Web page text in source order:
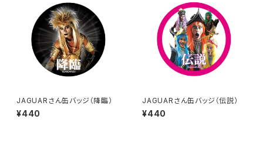
JAGUARさん缶バッジ（降臨）
¥440
JAGUARさん缶バッジ（伝説）
¥440